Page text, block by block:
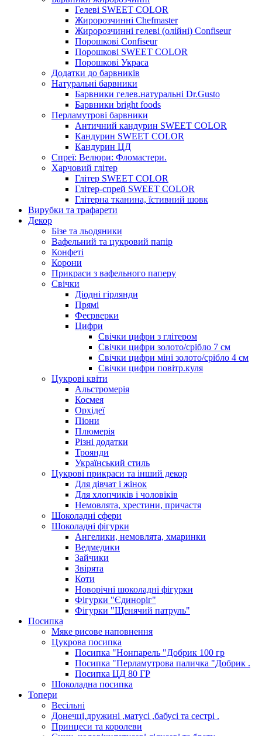
Гелеві SWEET COLOR
Жиророзчинні Chefmaster
Жиророзчинні гелеві (олійні) Confiseur
Порошкові Confiseur
Порошкові SWEET COLOR
Порошкові Украса
Додатки до барвників
Натуральні барвники
Барвники гелев.натуральні Dr.Gusto
Барвники bright foods
Перламутрові барвники
Античний кандурин SWEET COLOR
Кандурин SWEET COLOR
Кандурин ЦД
Спреї: Велюри: Фломастери.
Харчовий глітер
Глітер SWEET COLOR
Глітер-спрей SWEET COLOR
Глітерна тканина, їстивний шовк
Вирубки та трафарети
Декор
Бізе та льодяники
Вафельний та цукровий папір
Конфеті
Корони
Прикраси з вафельного паперу
Свічки
Діодні гірлянди
Прямі
Феєрверки
Цифри
Свічки цифри з глітером
Свічки цифри золото/срібло 7 см
Свічки цифри міні золото/срібло 4 см
Свічки цифри повітр.куля
Цукрові квіти
Альстромерія
Космея
Орхідеї
Піони
Плюмерія
Різні додатки
Троянди
Український стиль
Цукрові прикраси та інший декор
Для дівчат і жінок
Для хлопчиків і чоловіків
Немовлята, хрестини, причастя
Шоколадні сфери
Шоколадні фігурки
Ангелики, немовлята, хмаринки
Ведмедики
Зайчики
Звірята
Коти
Новорічні шоколадні фігурки
Фігурки "Єдиноріг"
Фігурки "Щенячий патруль"
Посипка
Мяке рисове наповнення
Цукрова посипка
Посипка "Нонпарель "Добрик 100 гр
Посипка "Перламутрова паличка "Добрик .
Посипка ЦД 80 ГР
Шоколадна посипка
Топери
Весільні
Донечці,дружині ,матусі ,бабусі та сестрі .
Принцеси та королеви